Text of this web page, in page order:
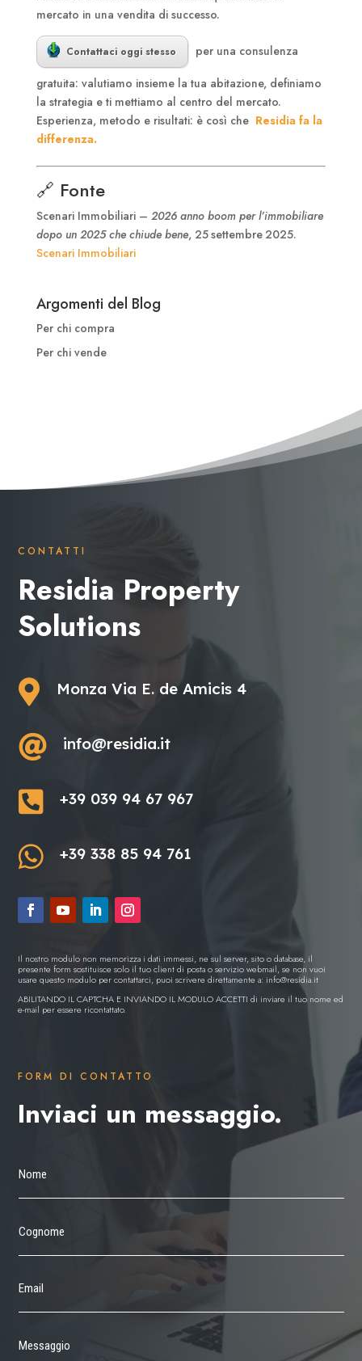
mercato in una vendita di successo.
Contattaci oggi stesso
per una consulenza
gratuita: valutiamo insieme la tua abitazione, definiamo
la strategia e ti mettiamo al centro del mercato.
Esperienza, metodo e risultati: è così che Residia fa la
differenza.
🔗 Fonte
Scenari Immobiliari – 2026 anno boom per l’immobiliare
dopo un 2025 che chiude bene, 25 settembre 2025.
Scenari Immobiliari
Argomenti del Blog
Per chi compra
Per chi vende
CONTATTI
Residia Property
Solutions
 Monza Via E. de Amicis 4
 info@residia.it
 +39 039 94 67 967
 +39 338 85 94 761
Il nostro modulo non memorizza i dati immessi, ne sul server, sito o database, il
presente form sostituisce solo il tuo client di posta o servizio webmail, se non vuoi
usare questo modulo per contattarci, puoi scrivere direttamente a: info@residia.it
ABILITANDO IL CAPTCHA E INVIANDO IL MODULO ACCETTI di inviare il tuo nome ed
e-mail per essere ricontattato.
FORM DI CONTATTO
Inviaci un messaggio.